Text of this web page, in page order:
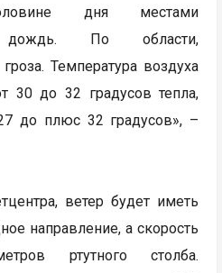
дня местами
дождь. По области,
Температура воздуха
30 до 32 градусов тепла,
до плюс 32 градусов», –
ветер будет иметь
направление, а скорость
ртутного столба.